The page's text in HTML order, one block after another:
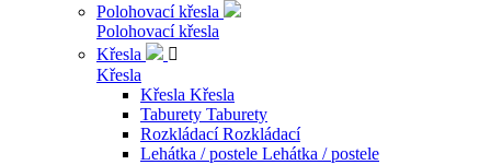
Polohovací křesla
Polohovací křesla
Křesla

Křesla
Křesla Křesla
Taburety Taburety
Rozkládací Rozkládací
Lehátka / postele Lehátka / postele